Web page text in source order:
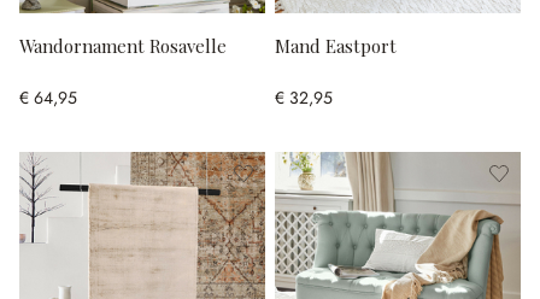
Wandornament Rosavelle
€ 64,95
Mand Eastport
€ 32,95